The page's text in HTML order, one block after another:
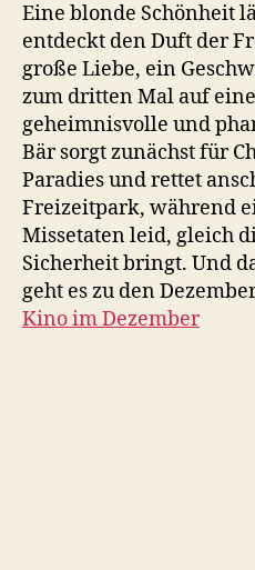
Eine blonde Schönheit
entdeckt den Duft der
große Liebe, ein
zum dritten Mal auf
geheimnisvolle und
Bär sorgt zunächst für
Paradies und rettet
Freizeitpark, während
Missetaten leid, gleich
Sicherheit bringt. Und
geht es zu den
Kino im Dezember